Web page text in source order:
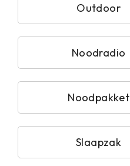
Outdoor
Noodradio
Noodpakket
Slaapzak